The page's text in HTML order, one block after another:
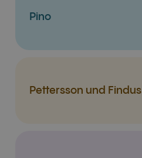
Pino
Pettersson und Findus